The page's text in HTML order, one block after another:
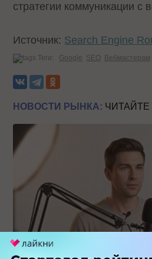
стратегии коммуникации с
Источник: Search Engine
Теги: Google SEO Вебмастерам
НОВОСТИ РЫНКА: ЧИТАЙТЕ
Российский рынок инфлюенс-